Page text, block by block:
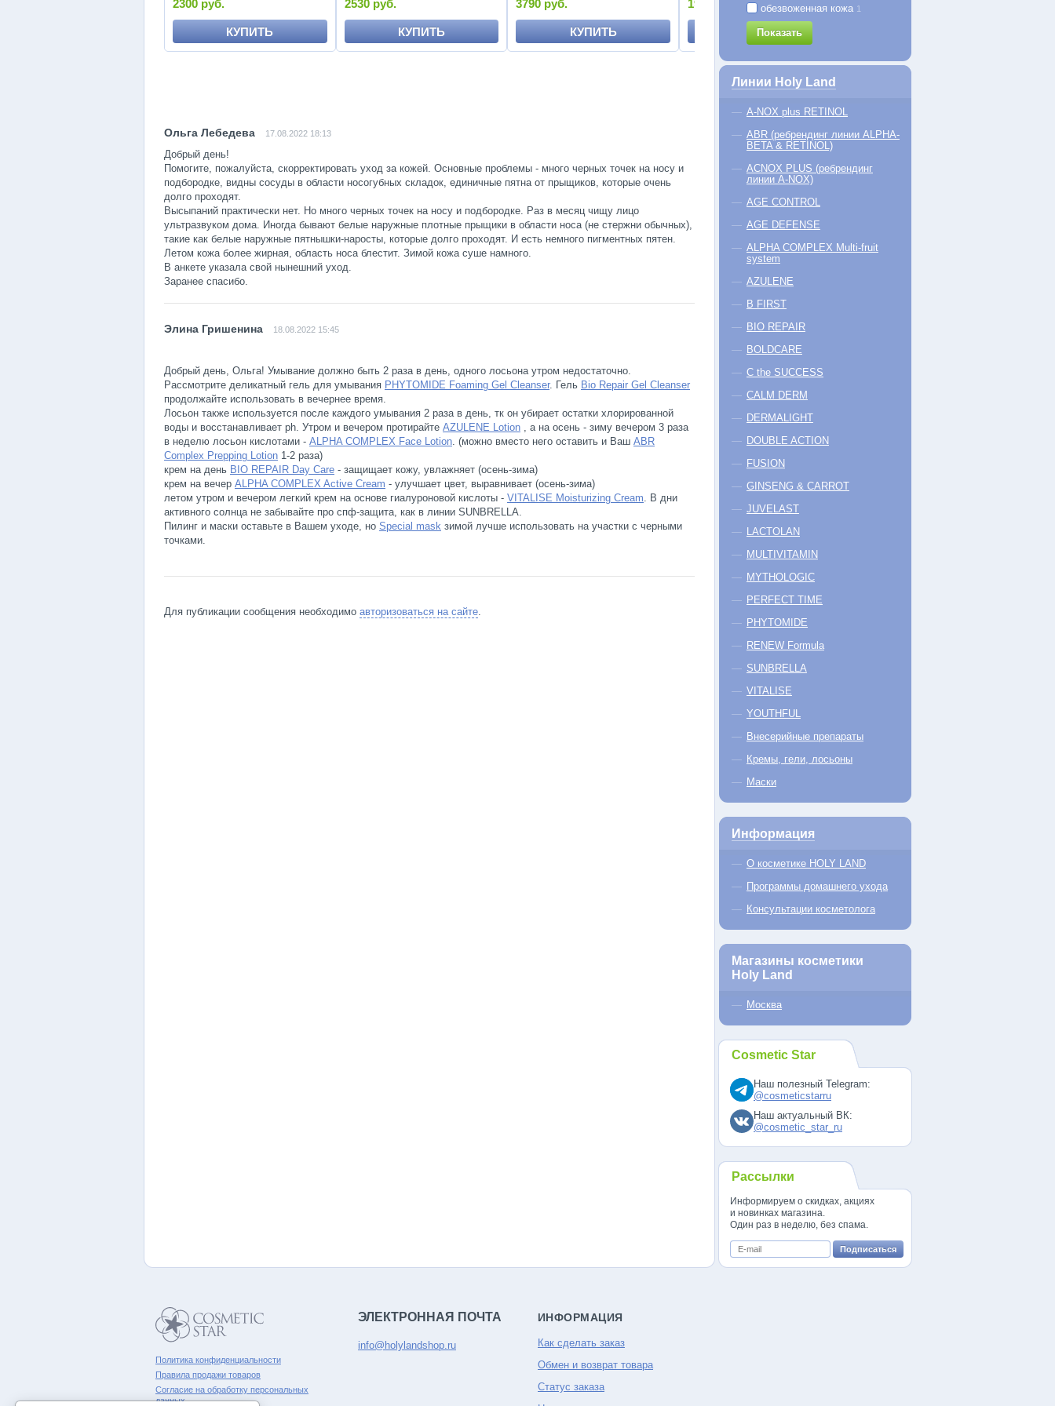
2300 руб.
КУПИТЬ
2530 руб.
КУПИТЬ
3790 руб.
КУПИТЬ
1950 руб.
КУПИТЬ
4420 руб.
17.08.2022 18:13
Добрый день!
Помогите, пожалуйста, скорректировать уход за кожей. Основные проблемы - много черных точек на носу и
подбородке, видны сосуды в области носогубных складок, единичные пятна от прыщиков, которые очень
долго проходят.
Высыпаний практически нет. Но много черных точек на носу и подбородке. Раз в месяц чищу лицо
ультразвуком дома. Иногда бывают белые наружные плотные прыщики в области носа (не стержни обычных),
такие как белые наружные пятнышки-наросты, которые долго проходят. И есть немного пигментных пятен.
Летом кожа более жирная, область носа блестит. Зимой кожа суше намного.
В анкете указала свой нынешний уход.
Заранее спасибо.
18.08.2022 15:45
Добрый день, Ольга! Умывание должно быть 2 раза в день, одного лосьона утром недостаточно.
Рассмотрите деликатный гель для умывания PHYTOMIDE Foaming Gel Cleanser. Гель Bio Repair Gel Cleanser
продолжайте использовать в вечернее время.
Лосьон также используется после каждого умывания 2 раза в день, тк он убирает остатки хлорированной
воды и восстанавливает ph. Утром и вечером протирайте AZULENE Lotion , а на осень - зиму вечером 3 раза
в неделю лосьон кислотами - ALPHA COMPLEX Face Lotion. (можно вместо него оставить и Ваш ABR
Complex Prepping Lotion 1-2 раза)
крем на день BIO REPAIR Day Care - защищает кожу, увлажняет (осень-зима)
крем на вечер ALPHA COMPLEX Active Cream - улучшает цвет, выравнивает (осень-зима)
летом утром и вечером легкий крем на основе гиалуроновой кислоты - VITALISE Moisturizing Cream. В дни
активного солнца не забывайте про спф-защита, как в линии SUNBRELLA.
Пилинг и маски оставьте в Вашем уходе, но Special mask зимой лучше использовать на участки с черными
точками.
Для публикации сообщения необходимо авторизоваться на сайте.
обезвоженная кожа 1
Показать
Линии Holy Land
A-NOX plus RETINOL
ABR (ребрендинг линии ALPHA-
BETA & RETINOL)
ACNOX PLUS (ребрендинг
линии A-NOX)
AGE CONTROL
AGE DEFENSE
ALPHA COMPLEX Multi-fruit
system
AZULENE
B FIRST
BIO REPAIR
BOLDCARE
C the SUCCESS
CALM DERM
DERMALIGHT
DOUBLE ACTION
FUSION
GINSENG & CARROT
JUVELAST
LACTOLAN
MULTIVITAMIN
MYTHOLOGIC
PERFECT TIME
PHYTOMIDE
RENEW Formula
SUNBRELLA
VITALISE
YOUTHFUL
Внесерийные препараты
Кремы, гели, лосьоны
Маски
Информация
О косметике HOLY LAND
Программы домашнего ухода
Консультации косметолога
Магазины косметики
Holy Land
Москва
Cosmetic Star
Наш полезный Telegram:
@cosmeticstarru
Наш актуальный ВК:
@cosmetic_star_ru
Рассылки
Информируем о скидках, акциях
и новинках магазина.
Один раз в неделю, без спама.
Политика конфиденциальности
Правила продажи товаров
Согласие на обработку персональных
данных
ЭЛЕКТРОННАЯ ПОЧТА
info@holylandshop.ru
ИНФОРМАЦИЯ
Как сделать заказ
Обмен и возврат товара
Статус заказа